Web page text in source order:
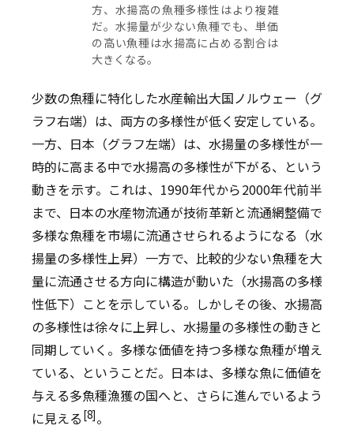
方、水揚高の魚種多様性はより複雑
だ。水揚量が少ない魚種でも、単価
の高い魚種は水揚高に占める割合は
大きくなる。
少数の魚種に特化した水産輸出大国ノルウェー（グ
ラフ右端）は、両方の多様性が低く安定している。
一方、日本（グラフ左端）は、水揚量の多様性が一
時的に高まる中で水揚高の多様性が下がる、という
動きを示す。これは、1990年代から2000年代前半
まで、日本の水産物流通が技術革新と流通網整備で
多様な魚種を市場に流通させられるようになる（水
揚量の多様性上昇）一方で、比較的少ない魚種を大
量に流通させる方向に構造が動いた（水揚高の多様
性低下）ことを示している。しかしその後、水揚高
の多様性は徐々に上昇し、水揚量の多様性の動きと
同期していく。多様な価値を持つ多様な魚種が増え
ている、ということだ。日本は、多様な魚に価値を
与える多魚種漁獲の国へと、さらに進んでいるよう
に見える [8]。